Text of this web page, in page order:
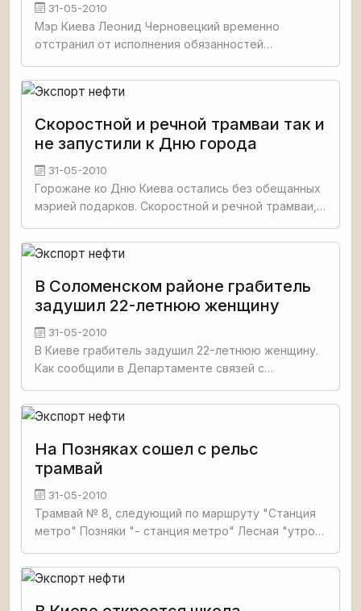
31-05-2010
Мэр Киева Леонид Черновецкий временно
отстранил от исполнения обязанностей
Светлану Берзину на период расследования
причин гибели животных в зоопарке. Об этом
Скоростной и речной трамваи так и
не запустили к Дню города
31-05-2010
Горожане ко Дню Киева остались без обещанных
мэрией подарков. Скоростной и речной трамваи,
отправить в путь 29 мая, так и
В Соломенском районе грабитель
задушил 22-летнюю женщину
31-05-2010
В Киеве грабитель задушил 22-летнюю женщину.
Как сообщили в Департаменте связей с
районе города Киева в доме по месту
временного проживания была найдена
На Позняках сошел с рельс
трамвай
31-05-2010
Трамвай № 8, следующий по маршруту "Станция
метро" Позняки "- станция метро" Лесная "утром
проспекта Григоренко и улицы Ахматовой в